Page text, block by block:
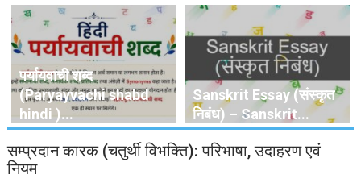
पर्यायवाची शब्द
(Paryayvachi shabd
hindi )...
Sanskrit Essay (संस्कृत
निबंध) – Sanskrit...
सम्प्रदान कारक (चतुर्थी विभक्ति): परिभाषा, उदाहरण एवं
नियम